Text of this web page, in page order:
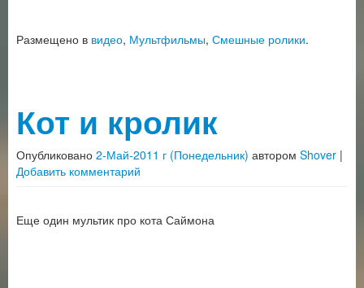
Размещено в видео, Мультфильмы, Смешные ролики.
Кот и кролик
Опубликовано 2-Май-2011 г (Понедельник) автором Shover |
Добавить комментарий
Еще один мультик про кота Саймона